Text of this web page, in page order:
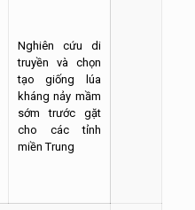
Nghiên cứu di
truyền và chọn
tạo giống lúa
kháng nảy mầm
sớm trước gặt
cho các tỉnh
miền Trung